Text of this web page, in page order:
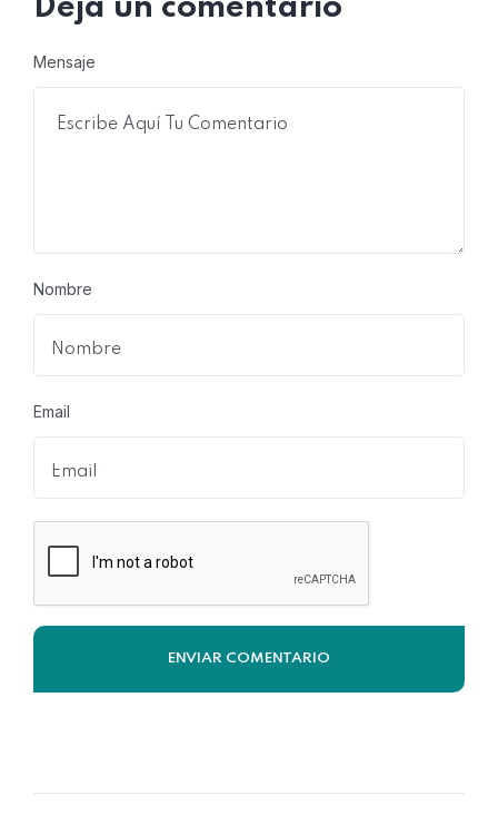
Deja un comentario
Mensaje
Nombre
Email